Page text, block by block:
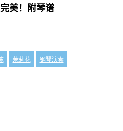
美！附琴谱
茉莉花 钢琴演奏